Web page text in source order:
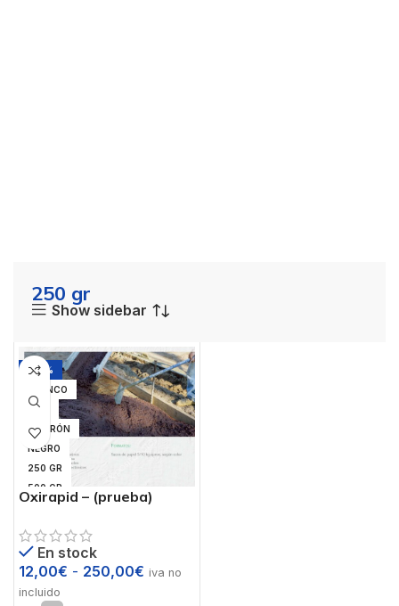
250 gr
Show sidebar
-25%
BLANCO
GRIS
MARRÓN
NEGRO
250 GR
500 GR
Oxirapid – (prueba)
En stock
12,00€ - 250,00€ iva no
incluido